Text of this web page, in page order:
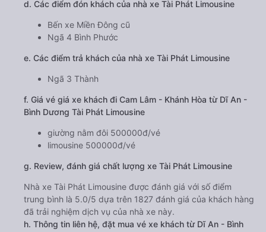
d. Các điểm đón khách của nhà xe Tài Phát Limousine
Bến xe Miền Đông cũ
Ngã 4 Bình Phước
e. Các điểm trả khách của nhà xe Tài Phát Limousine
Ngã 3 Thành
f. Giá vé giá xe khách đi Cam Lâm - Khánh Hòa từ Dĩ An -
Bình Dương Tài Phát Limousine
giường nằm đôi 500000đ/vé
limousine 500000đ/vé
g. Review, đánh giá chất lượng xe Tài Phát Limousine
Nhà xe Tài Phát Limousine được đánh giá với số điểm
trung bình là 5.0/5 dựa trên 1827 đánh giá của khách hàng
đã trải nghiệm dịch vụ của nhà xe này.
h. Thông tin liên hệ, đặt mua vé xe khách từ Dĩ An - Bình